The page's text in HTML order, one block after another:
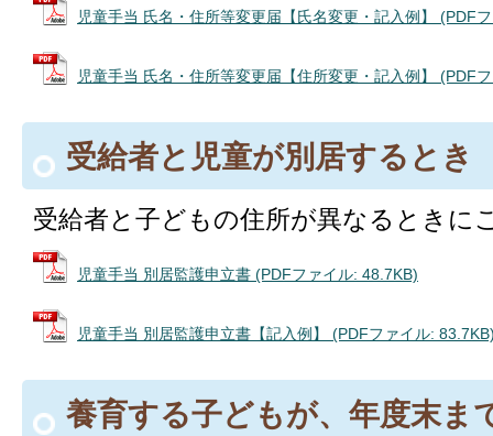
児童手当 氏名・住所等変更届【氏名変更・記入例】 (PDF
児童手当 氏名・住所等変更届【住所変更・記入例】 (PDF
受給者と児童が別居するとき
受給者と子どもの住所が異なるときに
児童手当 別居監護申立書 (PDFファイル: 48.7KB)
児童手当 別居監護申立書【記入例】 (PDFファイル:
養育する子どもが、年度末ま